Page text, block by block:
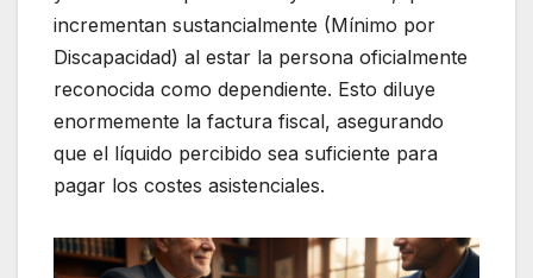
incrementan sustancialmente (Mínimo por
Discapacidad) al estar la persona oficialmente
reconocida como dependiente. Esto diluye
enormemente la factura fiscal, asegurando
que el líquido percibido sea suficiente para
pagar los costes asistenciales.